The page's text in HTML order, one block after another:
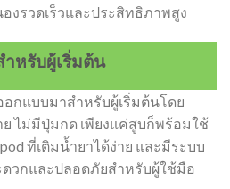
งรวดเร็วและประสิทธิภาพสูง
ำหรับผู้เริ่มต้น
กแบบมาสำหรับผู้เริ่มต้นโดย
ย ไม่มีปุ่มกด เพียงแค่สูบก็พร้อมใช้
ที่เติมน้ำยาได้ง่าย และมีระบบ
วกและปลอดภัยสำหรับผู้ใช้มือ